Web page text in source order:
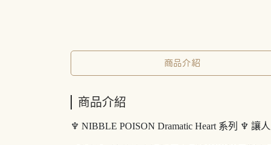
商品介紹
商品介紹
♆ NIBBLE POISON Dramatic Heart 系列 ♆